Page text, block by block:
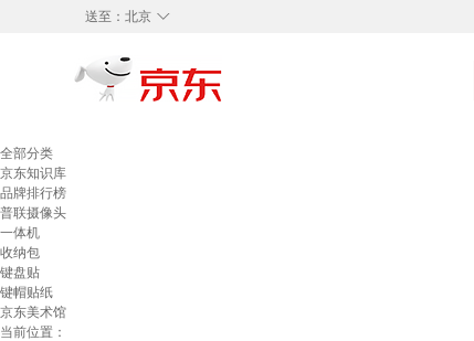
◇
送至： 北京
全部分类
京东知识库
品牌排行榜
普联摄像头
一体机
收纳包
键盘贴
键帽贴纸
京东美术馆
当前位置：